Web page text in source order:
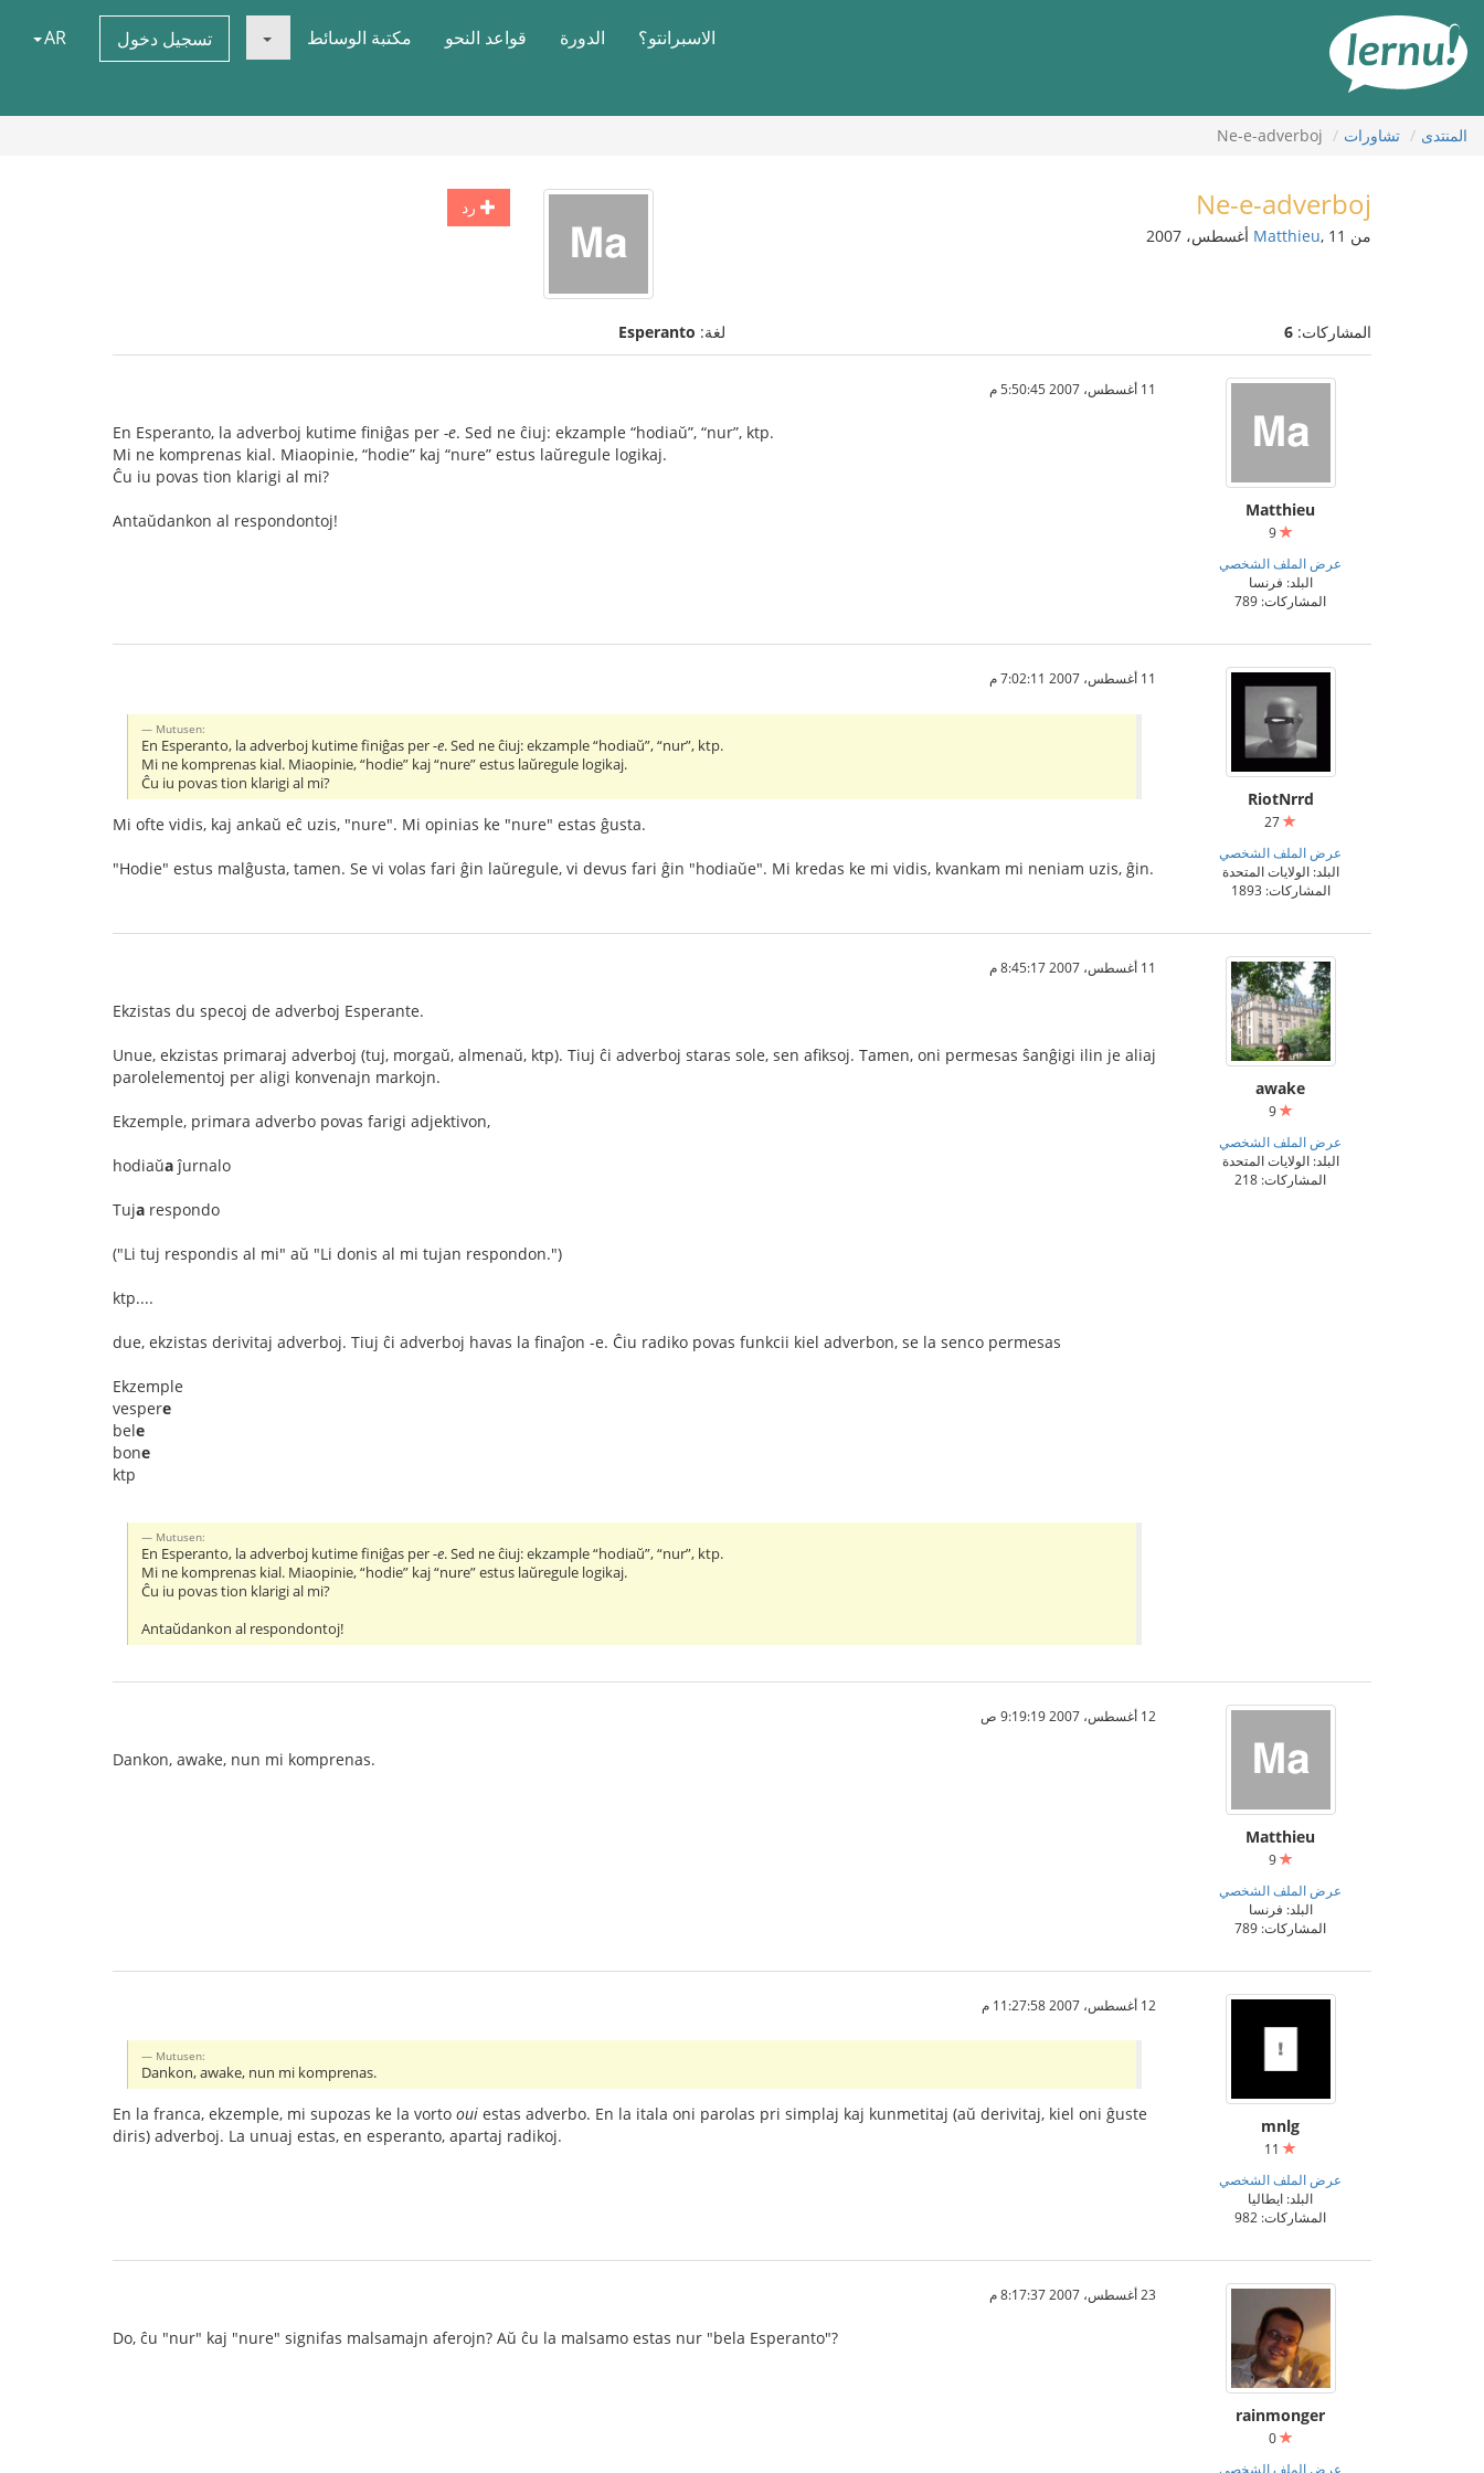
المحتويات
الاسبرانتو؟ الدورة قواعد النحو مكتبة الوسائط تسجيل دخول AR
المنتدى تشاورات Ne-e-adverboj
رد Ne-e-adverboj
من Matthieu, 11 أغسطس، 2007
المشاركات: 6 لغة: Esperanto
Matthieu
9
عرض الملف الشخصي
البلد: فرنسا
المشاركات: 789
11 أغسطس، 2007 5:50:45 م
En Esperanto, la adverboj kutime finiĝas per -e. Sed ne ĉiuj: ekzample “hodiaŭ”, “nur”, ktp.
Mi ne komprenas kial. Miaopinie, “hodie” kaj “nure” estus laŭregule logikaj.
Ĉu iu povas tion klarigi al mi?
Antaŭdankon al respondontoj!
RiotNrrd
عرض الملف الشخصي
البلد: الولايات المتحدة
المشاركات: 1893
11 أغسطس، 2007 7:02:11 م
Mutusen:
En Esperanto, la adverboj kutime finiĝas per-e. Sed ne ĉiuj: ekzample “hodiaŭ”, “nur”, ktp.
Mi ne komprenas kial. Miaopinie, “hodie” kaj “nure” estus laŭregule logikaj.
Ĉu iu povas tion klarigi al mi?
Mi ofte vidis, kaj ankaŭ eĉ uzis, "nure". Mi opinias ke "nure" estas ĝusta.
"Hodie" estus malĝusta, tamen. Se vi volas fari ĝin laŭregule, vi devus fari ĝin "hodiaŭe". Mi kredas ke mi vidis, kvankam mi neniam uzis, ĝin.
awake
9
عرض الملف الشخصي
البلد: الولايات المتحدة
المشاركات: 218
11 أغسطس، 2007 8:45:17 م
Ekzistas du specoj de adverboj Esperante.
Unue, ekzistas primaraj adverboj (tuj, morgaŭ, almenaŭ, ktp). Tiuj ĉi adverboj staras sole, sen afiksoj. Tamen, oni permesas ŝanĝigi ilin je aliaj
parolelementoj per aligi konvenajn markojn.
Ekzemple, primara adverbo povas farigi adjektivon,
hodiaŭaĵurnalo
Tuja respondo
("Li tuj respondis al mi" aŭ "Li donis al mi tujan respondon.")
ktp....
due, ekzistas derivitaj adverboj. Tiuj ĉi adverboj havas la finaĵon -e. Ĉiu radiko povas funkcii kiel adverbon, se la senco permesas
Ekzemple
vespere
bele
bone
ktp
Mutusen:
En Esperanto, la adverboj kutime finiĝas per-e. Sed ne ĉiuj: ekzample “hodiaŭ”, “nur”, ktp.
Mi ne komprenas kial. Miaopinie, “hodie” kaj “nure” estus laŭregule logikaj.
Ĉu iu povas tion klarigi al mi?
Antaŭdankon al respondontoj!
Matthieu
9
عرض الملف الشخصي
البلد: فرنسا
المشاركات: 789
12 أغسطس، 2007 9:19:19 ص
Dankon, awake, nun mi komprenas.
mnlg
عرض الملف الشخصي
البلد: ايطاليا
المشاركات: 982
12 أغسطس، 2007 11:27:58 م
Mutusen:
Dankon, awake, nun mi komprenas.
En la franca, ekzemple, mi supozas ke la vorto oui estas adverbo. En la itala oni parolas pri simplaj kaj kunmetitaj (aŭ derivitaj, kiel oni ĝuste
diris) adverboj. La unuaj estas, en esperanto, apartaj radikoj.
rainmonger
0
عرض الملف الشخصي
23 أغسطس، 2007 8:17:37 م
Do, ĉu "nur" kaj "nure" signifas malsamajn aferojn? Aŭ ĉu la malsamo estas nur "bela Esperanto"?